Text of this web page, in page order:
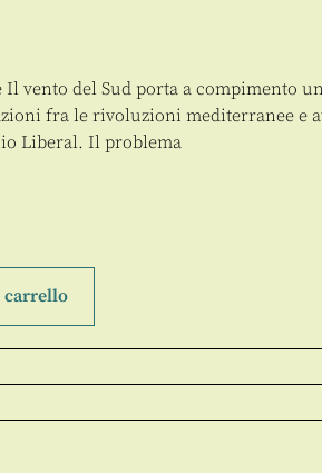
Il vento del Sud porta a compimento
fra le rivoluzioni mediterranee e
Liberal. Il problema
carrello